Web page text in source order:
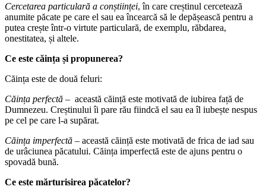
Cercetarea particulară a conștiinței, în care creștinul cercetează
anumite păcate pe care el sau ea încearcă să le depășească pentru a
putea crește într-o virtute particulară, de exemplu, răbdarea,
onestitatea, și altele.
Ce este căința și propunerea?
Căința este de două feluri:
Căința perfectă – această căință este motivată de iubirea față de
Dumnezeu. Creștinului îi pare rău fiindcă el sau ea îl iubește nespus
pe cel pe care l-a supărat.
Căința imperfectă – această căință este motivată de frica de iad sau
de urâciunea păcatului. Căința imperfectă este de ajuns pentru o
spovadă bună.
Ce este mărturisirea păcatelor?